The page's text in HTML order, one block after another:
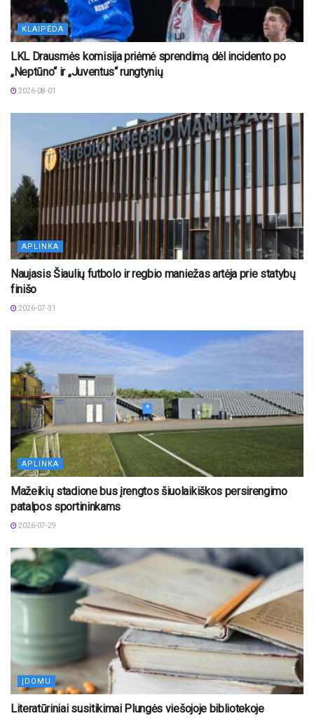
KLAIPĖDA
LKL Drausmės komisija priėmė sprendimą dėl incidento po
„Neptūno“ ir „Juventus“ rungtynių
2026-08-01
APLINKA
Naujasis Šiaulių futbolo ir regbio maniežas artėja prie statybų
finišo
2026-07-31
APLINKA
Mažeikių stadione bus įrengtos šiuolaikiškos persirengimo
patalpos sportininkams
2026-07-29
ĮDOMU
Literatūriniai susitikimai Plungės viešojoje bibliotekoje